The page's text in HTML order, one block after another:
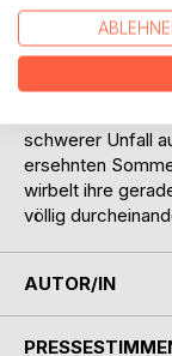
oder
sie ihre beste
für das
Stich lassen?
schwerer Unfall
ersehnten
wirbelt ihre
völlig
AUTOR/IN